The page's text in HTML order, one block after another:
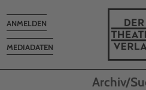
MEDIADATEN
Toggle
navigation
ANMELDEN
Archiv/